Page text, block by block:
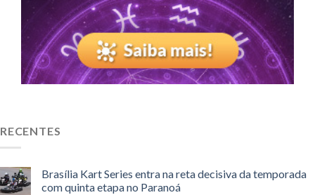
RECENTES
Brasília Kart Series entra na reta decisiva da temporada
com quinta etapa no Paranoá